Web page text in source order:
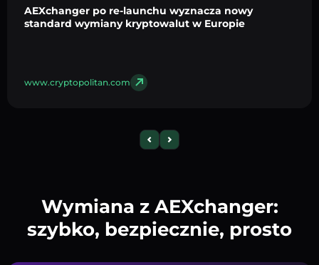
AEXchanger po re-launchu wyznacza nowy
standard wymiany kryptowalut w Europie
www.cryptopolitan.com
Wymiana z AEXchanger:
szybko, bezpiecznie, prosto